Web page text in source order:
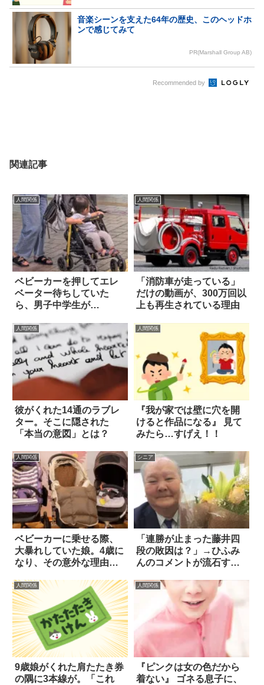
音楽シーンを支えた64年の歴史、このヘッドホ
ンで感じてみて
PR(Marshall Group AB)
Recommended by
関連記事
人間関係
ベビーカーを押してエレ
ベーター待ちしていた
ら、男子中学生が…
人間関係
「消防車が走っている」
だけの動画が、300万回以
上も再生されている理由
人間関係
彼がくれた14通のラブレ
ター。そこに隠された
「本当の意図」とは？
人間関係
『我が家では壁に穴を開
けると作品になる』 見て
みたら…すげえ！！
人間関係
ベビーカーに乗せる際、
大暴れしていた娘。4歳に
なり、その意外な理由を
シニア
「連勝が止まった藤井四
段の敗因は？」→ひふみ
んのコメントが流石すぎ
人間関係
9歳娘がくれた肩たたき券
の隅に3本線が。「これ
人間関係
『ピンクは女の色だから
着ない』 ゴネる息子に、